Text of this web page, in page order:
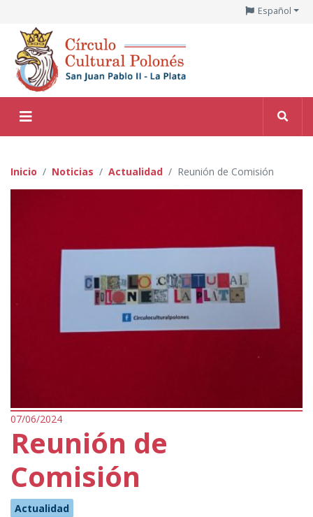
Español
Inicio Noticias Actualidad Reunión de Comisión
07/06/2024
Reunión de
Comisión
Actualidad